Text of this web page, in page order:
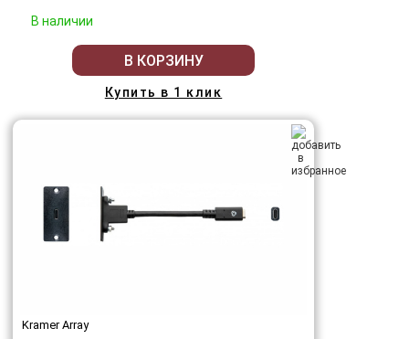
В наличии
В КОРЗИНУ
Купить в 1 клик
Kramer Array